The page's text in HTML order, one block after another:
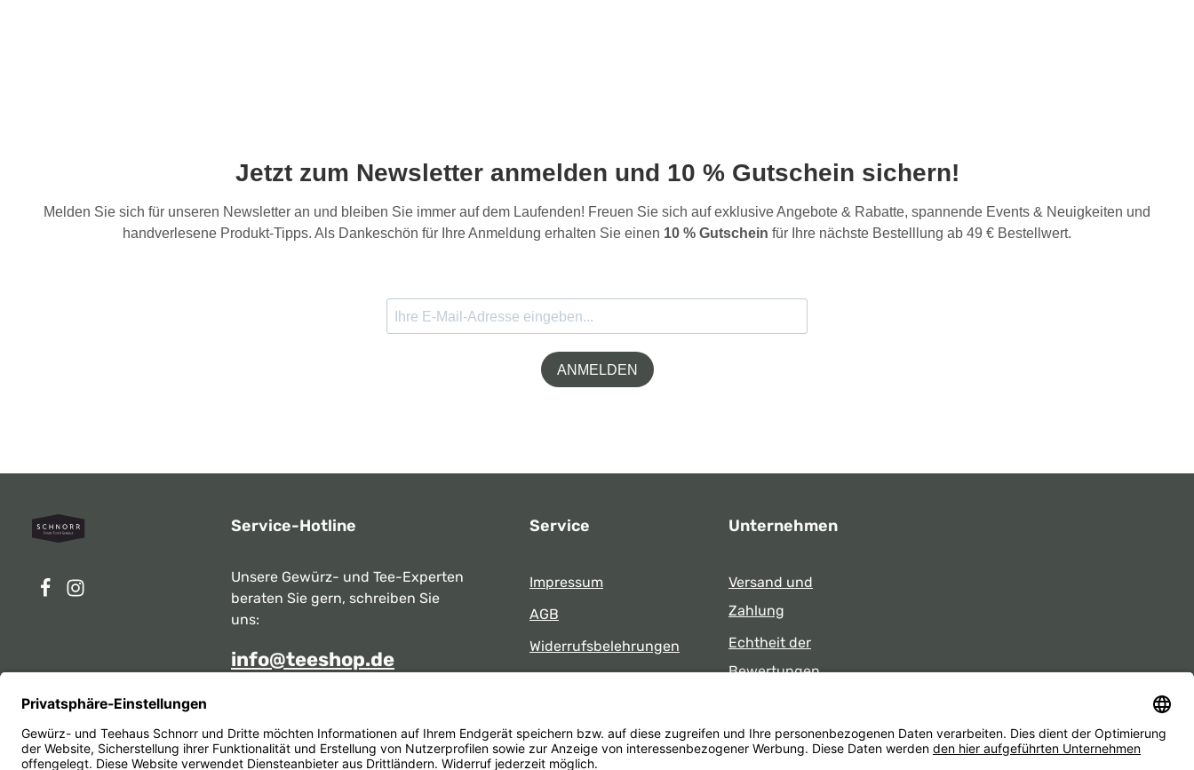
Jetzt zum Newsletter anmelden und 10 % Gutschein sichern!
Melden Sie sich für unseren Newsletter an und bleiben Sie immer auf dem Laufenden! Freuen Sie sich auf exklusive Angebote & Rabatte, spannende Events & Neuigkeiten und
handverlesene Produkt-Tipps. Als Dankeschön für Ihre Anmeldung erhalten Sie einen 10 % Gutschein für Ihre nächste Bestelllung ab 49 € Bestellwert.
ANMELDEN
Service-Hotline
Unsere Gewürz- und Tee-Experten
beraten Sie gern, schreiben Sie
uns:
info@teeshop.de
Mo - Sa zwischen 10:00 - 17:00 Uhr
unter:
Service
Impressum
AGB
Widerrufsbelehrungen
Datenschutz
Unternehmen
Versand und
Zahlung
Echtheit der
Bewertungen
Laden